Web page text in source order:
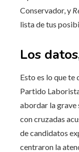
Conservador, y
lista de tus
Los
Esto es lo que te
Partido
abordar la grave
con cruzadas
de candidatos
centraron la